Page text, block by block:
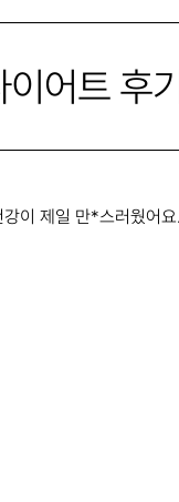
이어트 후
이 제일 만*스러웠어